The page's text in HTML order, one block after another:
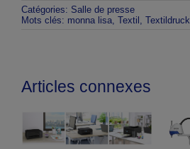
Catégories: Salle de presse
Mots clés: monna lisa, Textil , Textildruck
Articles connexes